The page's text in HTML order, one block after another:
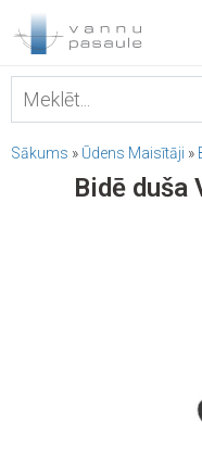
Sākums » Ūdens Maisītāji »
Bidē duša